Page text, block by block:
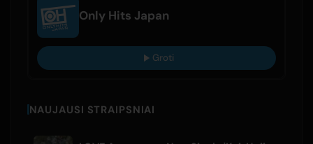
Only Hits Japan
Groti
NAUJAUSI STRAIPSNIAI